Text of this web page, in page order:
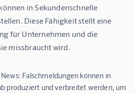
in Sekundenschnelle
Diese Fähigkeit stellt eine
für Unternehmen und die
missbraucht wird.
Falschmeldungen können in
produziert und verbreitet werden, um